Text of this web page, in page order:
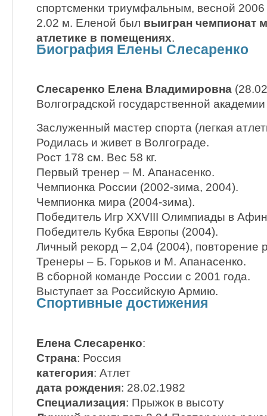
спортсменки триумфальным, весной 2006
2.02 м. Еленой был выигран чемпионат
атлетике в помещениях.
Биография Елены Слесаренко
Слесаренко Елена Владимировна
Волгоградской государственной
Заслуженный мастер спорта (легкая
Родилась и живет в Волгограде.
Рост 178 см. Вес 58 кг.
Первый тренер – М. Апанасенко.
Чемпионка России (2002-зима, 2004).
Чемпионка мира (2004-зима).
Победитель Игр XXVIII Олимпиады в
Победитель Кубка Европы (2004).
Личный рекорд – 2,04 (2004), повторение
Тренеры – Б. Горьков и М. Апанасенко.
В сборной команде России с 2001 года.
Выступает за Российскую Армию.
Спортивные достижения
Елена Слесаренко:
Страна: Россия
категория: Атлет
дата рождения: 28.02.1982
Специализация: Прыжок в высоту